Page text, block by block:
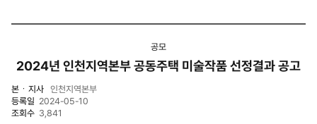
공모
2024년 인천지역본부 공동주택 미술작품 선정결과 공고
본ㆍ지사 인천지역본부
등록일 2024-05-10
조회수 3,841